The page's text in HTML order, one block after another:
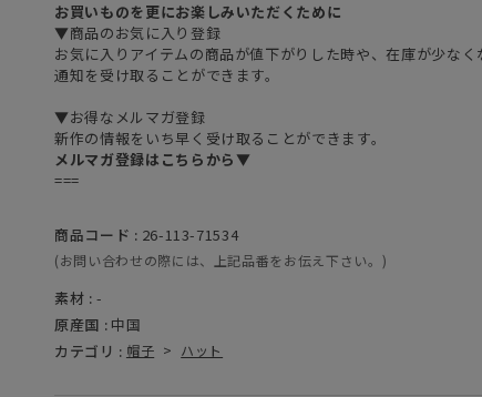
お買いものを更にお楽しみいただくために
▼商品のお気に入り登録
お気に入りアイテムの商品が値下がりした時や、在庫が少な
通知を受け取ることができます。
▼お得なメルマガ登録
新作の情報をいち早く受け取ることができます。
メルマガ登録はこちらから▼
===
商品コード : 26-113-71534
(お問い合わせの際には、上記品番をお伝え下さい。)
素材 : -
原産国 : 中国
カテゴリ : 帽子 > ハット